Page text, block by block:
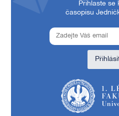
Přihlaste se
časopisu